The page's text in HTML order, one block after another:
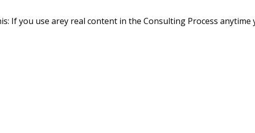
If you use arey real content in the Consulting Process anytime